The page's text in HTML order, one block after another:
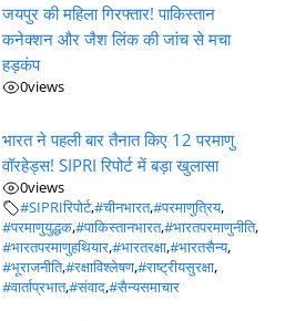
जयपुर की महिला गिरफ्तार! पाकिस्तान
कनेक्शन और जैश लिंक की जांच से मचा
हड़कंप
0views
भारत ने पहली बार तैनात किए 12 परमाणु
वॉरहेड्स! SIPRI रिपोर्ट में बड़ा खुलासा
0views
#SIPRIरिपोर्ट,#चीनभारत,#परमाणुत्रिय,
#परमाणुयुद्धक,#पाकिस्तानभारत,#भारतपरमाणुनीति,
#भारतपरमाणुहथियार,#भारतरक्षा,#भारतसैन्य,
#भूराजनीति,#रक्षाविश्लेषण,#राष्ट्रीयसुरक्षा,
#वार्ताप्रभात,#संवाद,#सैन्यसमाचार